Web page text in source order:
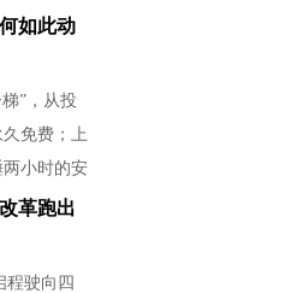
如此动
”，从投
免费；上
小时的安
有余力帮
革跑出
程驶向四